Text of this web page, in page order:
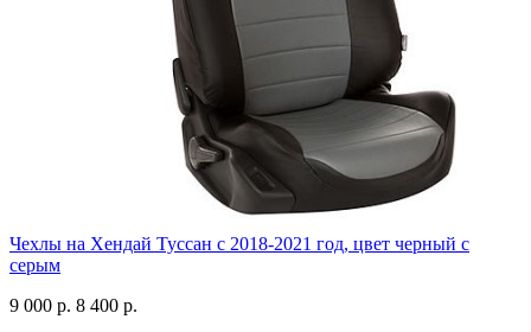
Чехлы на Хендай Туссан с 2018-2021 год, цвет черный с
серым
9 000 р. 8 400 р.